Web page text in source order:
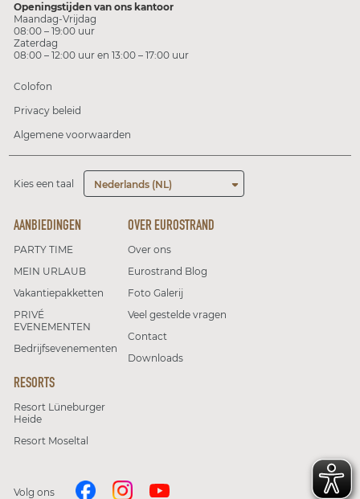
Openingstijden van ons kantoor
Maandag-Vrijdag
08:00 – 19:00 uur
Zaterdag
08:00 – 12:00 uur en 13:00 – 17:00 uur
Colofon
Privacy beleid
Algemene voorwaarden
Kies een taal Nederlands (NL)
AANBIEDINGEN
PARTY TIME
MEIN URLAUB
Vakantiepakketten
PRIVÉ
EVENEMENTEN
Bedrijfsevenementen
RESORTS
Resort Lüneburger
Heide
Resort Moseltal
OVER EUROSTRAND
Over ons
Eurostrand Blog
Foto Galerij
Veel gestelde vragen
Contact
Downloads
Volg ons